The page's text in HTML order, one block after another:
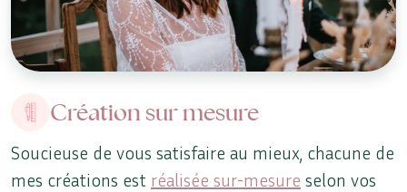
Création sur mesure
Soucieuse de vous satisfaire au mieux, chacune de
mes créations est réalisée sur-mesure selon vos